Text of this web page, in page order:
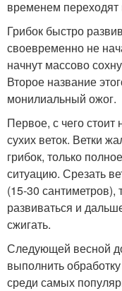
временем переходят
Грибок быстро
своевременно не
начнут массово
Второе название
монилиальный ожог.
Первое, с чего стоит
сухих веток. Ветки
грибок, только
ситуацию. Срезать
(15-30 сантиметров),
развиваться и
сжигать.
Следующей весной
выполнить
среди самых